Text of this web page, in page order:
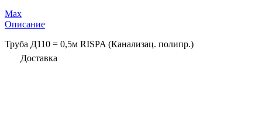
Max
Описание
Труба Д110 = 0,5м RISPA (Канализац. полипр.)
Доставка